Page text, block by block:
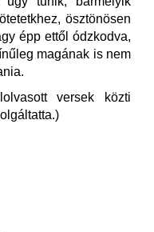
ösztönösen
épp ettől ódzkodva,
magának is nem
versek közti